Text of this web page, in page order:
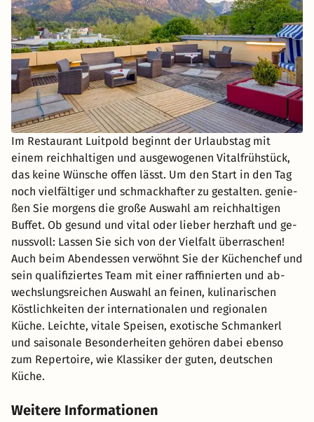
Im Restaurant Luitpold beginnt der Urlaubstag mit
einem reichhaltigen und ausgewogenen Vitalfrühstück,
das keine Wünsche offen lässt. Um den Start in den Tag
noch vielfältiger und schmackhafter zu gestalten. ge­nie­
ßen Sie mor­gens die große Aus­wahl am reichhaltigen
Buf­fet. Ob ge­sund und vital oder lie­ber herz­haft und ge­
nuss­voll: Las­sen Sie sich von der Viel­falt über­ra­schen!
Auch beim Abend­es­sen ver­wöh­nt Sie der Kü­chen­chef und
sein qua­li­fi­zier­tes Team mit einer raf­fi­nier­ten und ab­
wechs­lungs­rei­chen Aus­wahl an fei­nen, ku­li­na­ri­schen
Köst­lich­kei­ten der in­ter­na­tio­na­len und re­gio­na­len
Küche. Leich­te, vi­ta­le Spei­sen, exo­ti­sche Schman­kerl
und sai­so­na­le Be­son­der­hei­ten ge­hö­ren dabei eben­so
zum Re­per­toire, wie Klas­si­ker der guten, deut­schen
Küche.
Weitere Informationen